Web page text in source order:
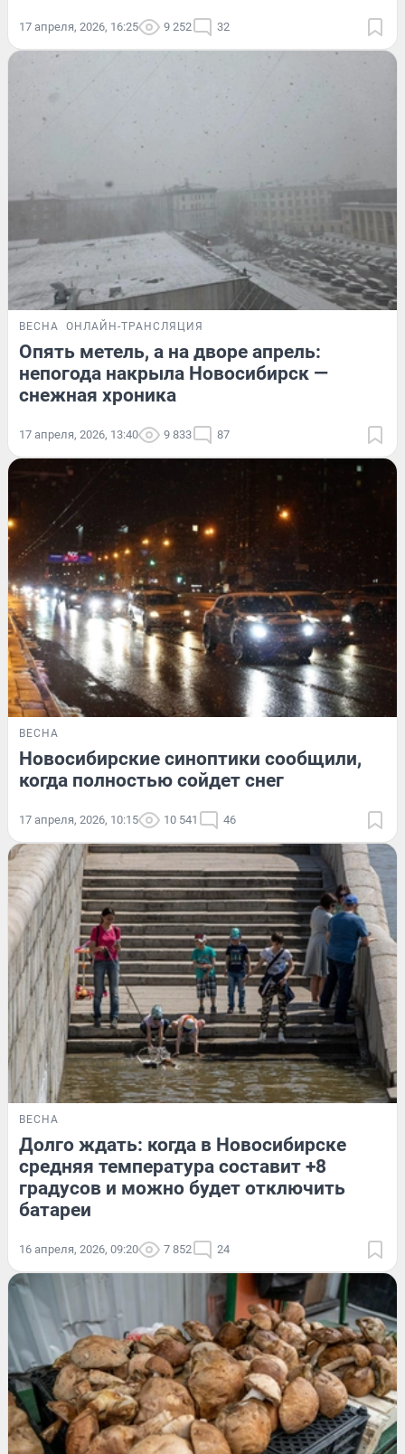
17 апреля, 2026, 16:25 9 252 32
ВЕСНА ОНЛАЙН-ТРАНСЛЯЦИЯ
Опять метель, а на дворе апрель:
непогода накрыла Новосибирск —
снежная хроника
17 апреля, 2026, 13:40 9 833 87
ВЕСНА
Новосибирские синоптики сообщили,
когда полностью сойдет снег
17 апреля, 2026, 10:15 10 541 46
ВЕСНА
Долго ждать: когда в Новосибирске
средняя температура составит +8
градусов и можно будет отключить
батареи
16 апреля, 2026, 09:20 7 852 24